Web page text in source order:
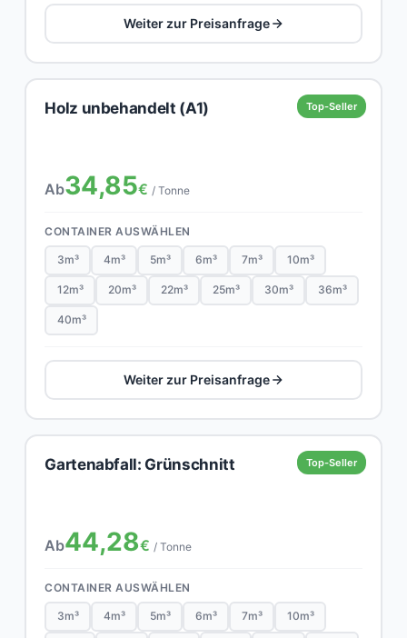
Weiter zur Preisanfrage
Top-Seller
Holz unbehandelt (A1)
Ab34,85€ / Tonne
CONTAINER AUSWÄHLEN
3m³ 4m³ 5m³ 6m³ 7m³ 10m³
12m³ 20m³ 22m³ 25m³ 30m³ 36m³
40m³
Weiter zur Preisanfrage
Top-Seller
Gartenabfall: Grünschnitt
Ab44,28€ / Tonne
CONTAINER AUSWÄHLEN
3m³ 4m³ 5m³ 6m³ 7m³ 10m³